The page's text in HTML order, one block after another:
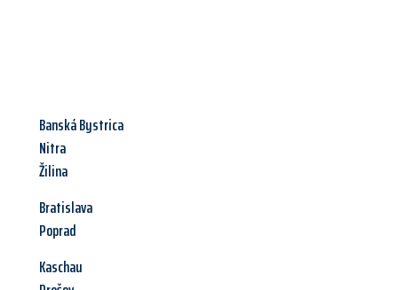
Banská Bystrica
Nitra
Žilina
Bratislava
Poprad
Kaschau